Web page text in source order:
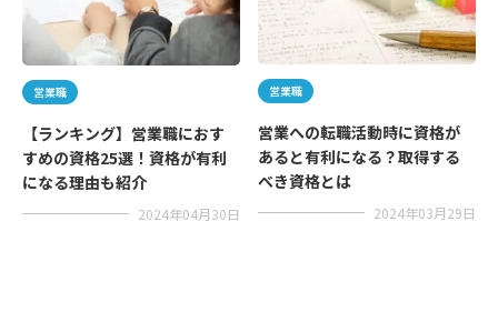
営業職
【ランキング】営業職におす
すめの資格25選！資格が有利
になる理由も紹介
2024年04月30日
営業職
営業への転職活動時に資格が
あると有利になる？取得する
べき資格とは
2024年03月29日